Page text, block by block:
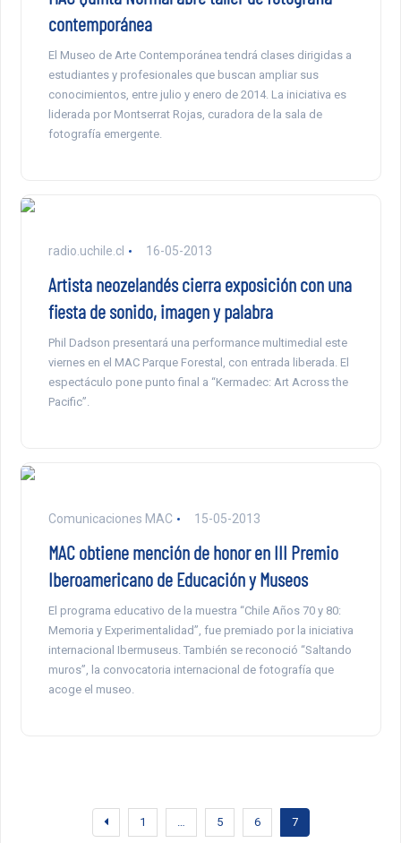
contemporánea
El Museo de Arte Contemporánea tendrá clases dirigidas a
estudiantes y profesionales que buscan ampliar sus
conocimientos, entre julio y enero de 2014. La iniciativa es
liderada por Montserrat Rojas, curadora de la sala de
fotografía emergente.
radio.uchile.cl 16-05-2013
Artista neozelandés cierra exposición con una
fiesta de sonido, imagen y palabra
Phil Dadson presentará una performance multimedial este
viernes en el MAC Parque Forestal, con entrada liberada. El
espectáculo pone punto final a “Kermadec: Art Across the
Pacific”.
Comunicaciones MAC 15-05-2013
MAC obtiene mención de honor en III Premio
Iberoamericano de Educación y Museos
El programa educativo de la muestra “Chile Años 70 y 80:
Memoria y Experimentalidad”, fue premiado por la iniciativa
internacional Ibermuseus. También se reconoció “Saltando
muros”, la convocatoria internacional de fotografía que
acoge el museo.
1 … 5 6 7